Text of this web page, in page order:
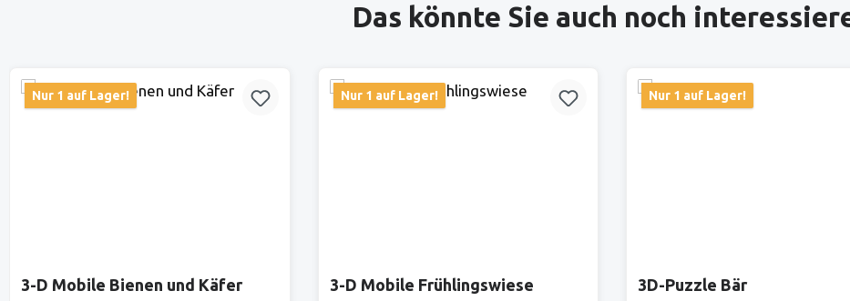
Das könnte Sie auch noch
Nur 1 auf Lager!
3-D Mobile Bienen und Käfer
Nur 1 auf Lager!
3-D Mobile Frühlingswiese
Nur 1 auf Lager!
3D-Puzzle Bär